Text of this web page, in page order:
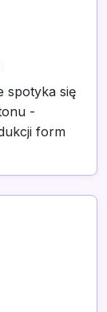
spotyka się
-
form